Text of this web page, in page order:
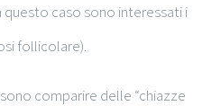
questo caso sono interessati i
follicolare).
comparire delle “chiazze